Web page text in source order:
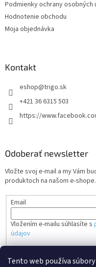
Tento web používa
Podmienky ochrany osobných
Hodnotenie obchodu
Moja objednávka
Kontakt
eshop@trigo.sk
+421 36 6315 503
https://
Odoberať newsletter
Vložte svoj e-mail a my Vám
produktoch na našom e-shope.
Email
Vložením e-mailu súhlasíte s
údajov
PRIHLÁSIŤ SA